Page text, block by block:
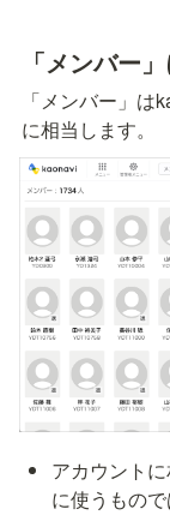
「メンバー
「メンバー」は
に相当します。
アカウント
に使うもの